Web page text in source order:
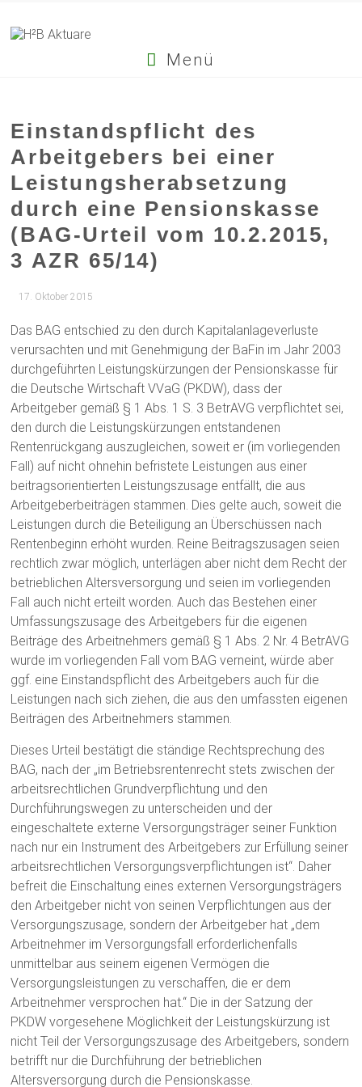
Menü
Einstandspflicht des
Arbeitgebers bei einer
Leistungsherabsetzung
durch eine Pensionskasse
(BAG-Urteil vom 10.2.2015,
3 AZR 65/14)
17. Oktober 2015
Das BAG entschied zu den durch Kapitalanlageverluste
verursachten und mit Genehmigung der BaFin im Jahr 2003
durchgeführten Leistungskürzungen der Pensionskasse für
die Deutsche Wirtschaft VVaG (PKDW), dass der
Arbeitgeber gemäß § 1 Abs. 1 S. 3 BetrAVG verpflichtet sei,
den durch die Leistungskürzungen entstandenen
Rentenrückgang auszugleichen, soweit er (im vorliegenden
Fall) auf nicht ohnehin befristete Leistungen aus einer
beitragsorientierten Leistungszusage entfällt, die aus
Arbeitgeberbeiträgen stammen. Dies gelte auch, soweit die
Leistungen durch die Beteiligung an Überschüssen nach
Rentenbeginn erhöht wurden. Reine Beitragszusagen seien
rechtlich zwar möglich, unterlägen aber nicht dem Recht der
betrieblichen Altersversorgung und seien im vorliegenden
Fall auch nicht erteilt worden. Auch das Bestehen einer
Umfassungszusage des Arbeitgebers für die eigenen
Beiträge des Arbeitnehmers gemäß § 1 Abs. 2 Nr. 4 BetrAVG
wurde im vorliegenden Fall vom BAG verneint, würde aber
ggf. eine Einstandspflicht des Arbeitgebers auch für die
Leistungen nach sich ziehen, die aus den umfassten eigenen
Beiträgen des Arbeitnehmers stammen.
Dieses Urteil bestätigt die ständige Rechtsprechung des
BAG, nach der „im Betriebsrentenrecht stets zwischen der
arbeitsrechtlichen Grundverpflichtung und den
Durchführungswegen zu unterscheiden und der
eingeschaltete externe Versorgungsträger seiner Funktion
nach nur ein Instrument des Arbeitgebers zur Erfüllung seiner
arbeitsrechtlichen Versorgungsverpflichtungen ist“. Daher
befreit die Einschaltung eines externen Versorgungsträgers
den Arbeitgeber nicht von seinen Verpflichtungen aus der
Versorgungszusage, sondern der Arbeitgeber hat „dem
Arbeitnehmer im Versorgungsfall erforderlichenfalls
unmittelbar aus seinem eigenen Vermögen die
Versorgungsleistungen zu verschaffen, die er dem
Arbeitnehmer versprochen hat.“ Die in der Satzung der
PKDW vorgesehene Möglichkeit der Leistungskürzung ist
nicht Teil der Versorgungszusage des Arbeitgebers, sondern
betrifft nur die Durchführung der betrieblichen
Altersversorgung durch die Pensionskasse.